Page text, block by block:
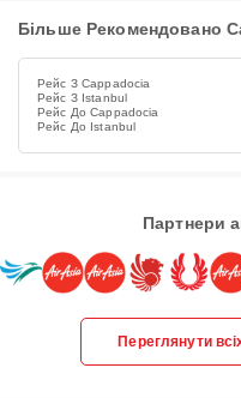
Більше Рекомендовано
Рейс З Cappadocia
Рейс З Istanbul
Рейс До Cappadocia
Рейс До Istanbul
Партнери
Переглянути